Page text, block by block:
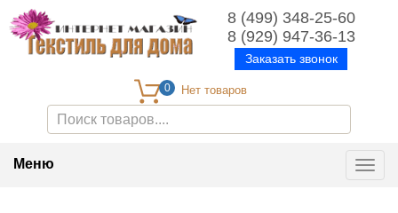
0
8 (499) 348-25-60
8 (929) 947-36-13
Заказать звонок
Меню